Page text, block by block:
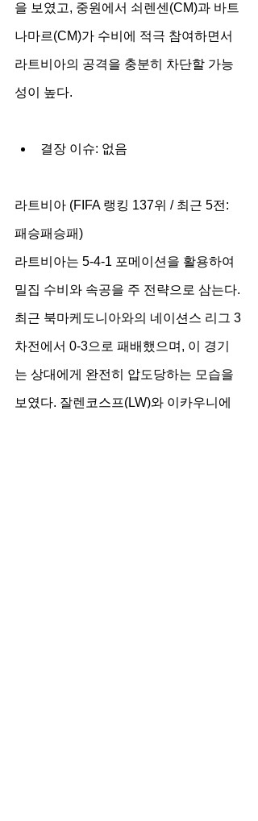
을 보였고, 중원에서 쇠렌센(CM)과 바트
나마르(CM)가 수비에 적극 참여하면서
라트비아의 공격을 충분히 차단할 가능
성이 높다.
결장 이슈: 없음
라트비아 (FIFA 랭킹 137위 / 최근 5전:
패승패승패)
라트비아는 5-4-1 포메이션을 활용하여
밀집 수비와 속공을 주 전략으로 삼는다.
최근 북마케도니아와의 네이션스 리그 3
차전에서 0-3으로 패배했으며, 이 경기
는 상대에게 완전히 압도당하는 모습을
보였다. 잘렌코스프(LW)와 이카우니에